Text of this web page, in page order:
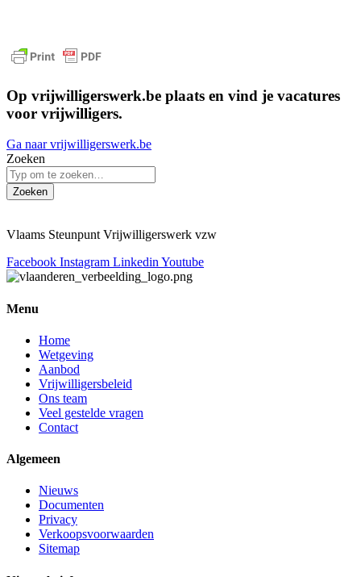
Op vrijwilligerswerk.be plaats en vind je vacatures
voor vrijwilligers.
Ga naar vrijwilligerswerk.be
Zoeken
Zoeken
Vlaams Steunpunt Vrijwilligerswerk vzw
Facebook Instagram Linkedin Youtube
Menu
Home
Wetgeving
Aanbod
Vrijwilligersbeleid
Ons team
Veel gestelde vragen
Contact
Algemeen
Nieuws
Documenten
Privacy
Verkoopsvoorwaarden
Sitemap